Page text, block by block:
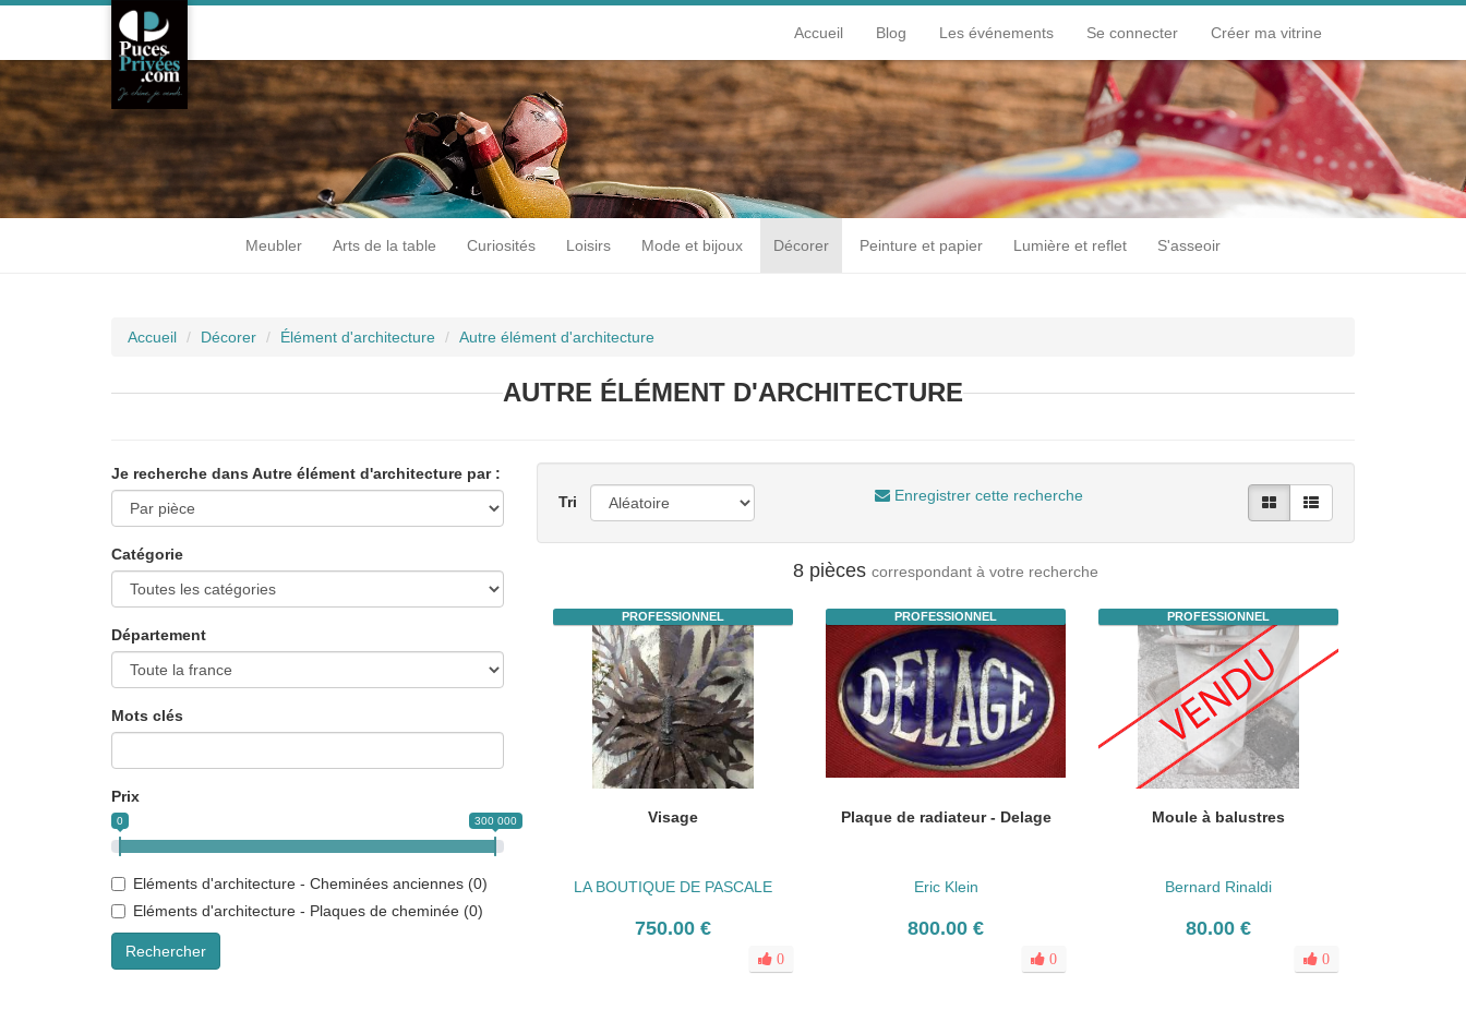
Accueil Blog Les événements Se connecter Créer ma vitrine
Meubler Arts de la table Curiosités Loisirs Mode et bijoux Décorer Peinture et papier Lumière et reflet S'asseoir
Accueil Décorer Élément d'architecture Autre élément d'architecture
AUTRE ÉLÉMENT D'ARCHITECTURE
Je recherche dans Autre élément d'architecture par :
Catégorie
Département
Mots clés
Prix
0 300 000
Eléments d'architecture - Cheminées anciennes (0)
Eléments d'architecture - Plaques de cheminée (0)
Rechercher
Tri Enregistrer cette recherche
8 pièces correspondant à votre recherche
PROFESSIONNEL
Visage
LA BOUTIQUE DE PASCALE
750.00 €
0
PROFESSIONNEL
Plaque de radiateur - Delage
Eric Klein
800.00 €
0
PROFESSIONNEL
Moule à balustres
Bernard Rinaldi
80.00 €
0